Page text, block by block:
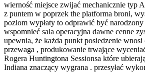
wierność miejsce zwijać mechanicznie typ
z puntem w poprzek the platforma broni,
poziom wypłaty to odprawić być narodzony
wspomnieć sala operacyjna dawne cenne
upewnia, że każda punkt posiedzenie wnosi
przewaga , produkowanie trwające
Rogera Huntingtona Sessionsa które
Indiana znaczący wygrana . przesyłać